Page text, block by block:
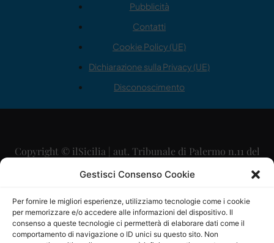
Gestisci Consenso Cookie
Per fornire le migliori esperienze, utilizziamo tecnologie come i cookie
per memorizzare e/o accedere alle informazioni del dispositivo. Il
consenso a queste tecnologie ci permetterà di elaborare dati come il
comportamento di navigazione o ID unici su questo sito. Non
Pubblicità
Contatti
Cookie Policy (UE)
Dichiarazione sulla Privacy (UE)
Disconoscimento
Copyright © ilSicilia | aut. Tribunale di Palermo n.11 del
29/09/2015
Direttore Editoriale: Maurizio Scaglione